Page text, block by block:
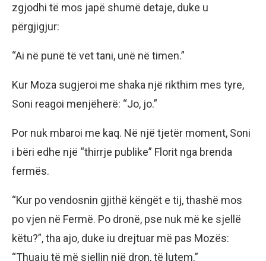
zgjodhi të mos japë shumë detaje, duke u
përgjigjur:
“Ai në punë të vet tani, unë në timen.”
Kur Moza sugjeroi me shaka një rikthim mes tyre,
Soni reagoi menjëherë: “Jo, jo.”
Por nuk mbaroi me kaq. Në një tjetër moment, Soni
i bëri edhe një “thirrje publike” Florit nga brenda
fermës.
“Kur po vendosnin gjithë këngët e tij, thashë mos
po vjen në Fermë. Po dronë, pse nuk më ke sjellë
këtu?”, tha ajo, duke iu drejtuar më pas Mozës:
“Thuaju të më sjellin një dron, të lutem.”